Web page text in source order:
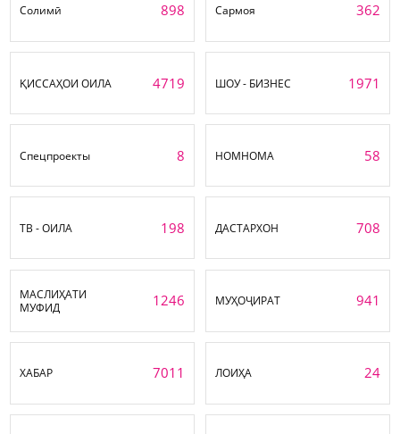
Солимӣ 898 Сармоя 362
ҚИССАҲОИ ОИЛА 4719 ШОУ - БИЗНЕС 1971
Спецпроекты 8 НОМНОМА 58
ТВ - ОИЛА 198 ДАСТАРХОН 708
МАСЛИҲАТИ
МУФИД
1246 МУҲОҶИРАТ 941
ХАБАР 7011 ЛОИҲА 24